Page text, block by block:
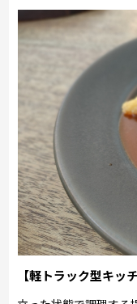
【軽トラック型キッ